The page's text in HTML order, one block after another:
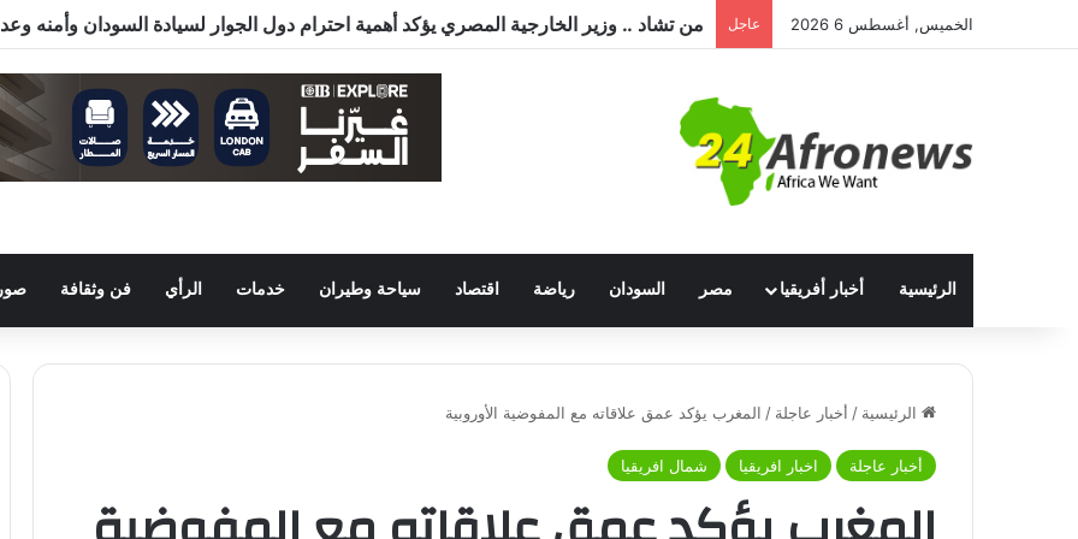
الخميس, أغسطس 6 2026 عاجل
الرئيسية أخبار أفريقيا مصر السودان رياضة اقتصاد سياحة وطيران خدمات الرأي فن وثقافة
الرئيسية / أخبار عاجلة / المغرب يؤكد عمق علاقاته مع المفوضية الأوروبية
أخبار عاجلة اخبار افريقيا شمال افريقيا